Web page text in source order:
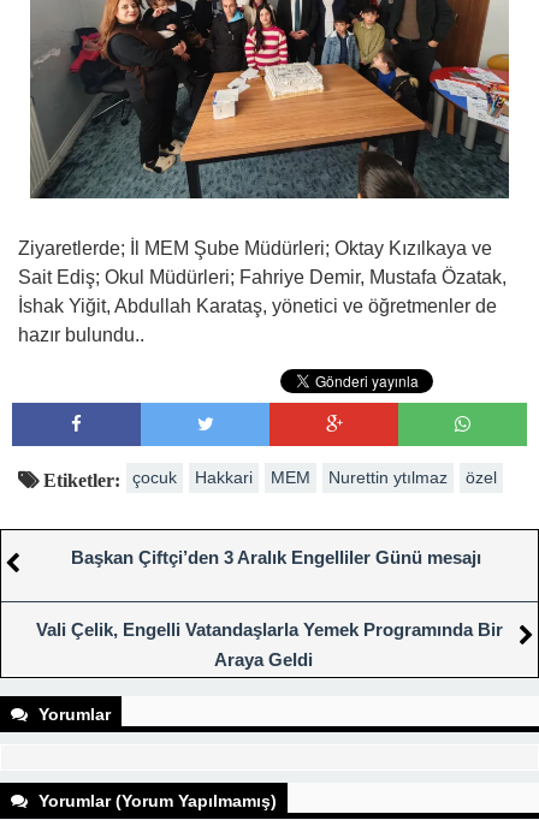
Ziyaretlerde; İl MEM Şube Müdürleri; Oktay Kızılkaya ve
Sait Ediş; Okul Müdürleri; Fahriye Demir, Mustafa Özatak,
İshak Yiğit, Abdullah Karataş, yönetici ve öğretmenler de
hazır bulundu..
Etiketler: çocuk Hakkari MEM Nurettin ytılmaz özel
Başkan Çiftçi’den 3 Aralık Engelliler Günü mesajı
Vali Çelik, Engelli Vatandaşlarla Yemek Programında Bir
Araya Geldi
Yorumlar
Yorumlar (Yorum Yapılmamış)